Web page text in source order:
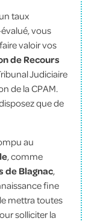
taux
vous
valoir vos
de Recours
Judiciaire
de la CPAM.
que de
au
, comme
de Blagnac,
fine
mettra toutes
solliciter la